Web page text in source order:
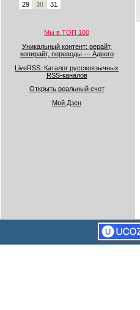
29
30 31
Мы в ТОП 100
Уникальный контент: рерайт,
копирайт, переводы — Адвего
LiveRSS: Каталог русскоязычных
RSS-каналов
Открыть реальный счет
Мой Дзен